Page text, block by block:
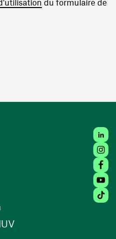
du formulaire de
fenêtre)
(ouvre une nouvelle
(ouvre une nouvelle